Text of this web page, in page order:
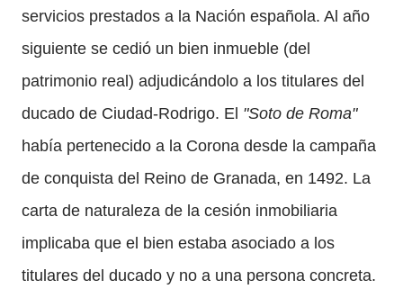
servicios prestados a la Nación española. Al año
siguiente se cedió un bien inmueble (del
patrimonio real) adjudicándolo a los titulares del
ducado de Ciudad-Rodrigo. El "Soto de Roma"
había pertenecido a la Corona desde la campaña
de conquista del Reino de Granada, en 1492. La
carta de naturaleza de la cesión inmobiliaria
implicaba que el bien estaba asociado a los
titulares del ducado y no a una persona concreta.